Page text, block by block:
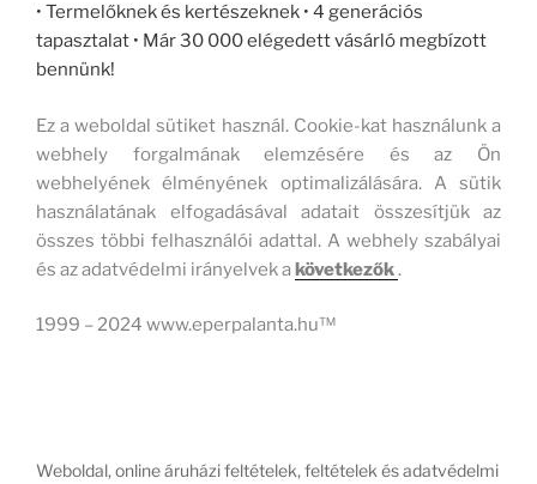
• Termelőknek és kertészeknek • 4 generációs
tapasztalat • Már 30 000 elégedett vásárló megbízott
bennünk!
Ez a weboldal sütiket használ. Cookie-kat használunk a
webhely forgalmának elemzésére és az Ön
webhelyének élményének optimalizálására. A sütik
használatának elfogadásával adatait összesítjük az
összes többi felhasználói adattal. A webhely szabályai
és az adatvédelmi irányelvek a következők.
1999 – 2024 www.eperpalanta.hu™
Weboldal, online áruházi feltételek, feltételek és adatvédelmi